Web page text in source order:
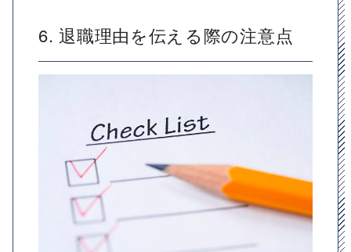
6. 退職理由を伝える際の注意点